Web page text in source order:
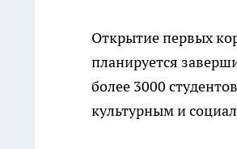
Открытие первых
планируется
более 3000
культурным и